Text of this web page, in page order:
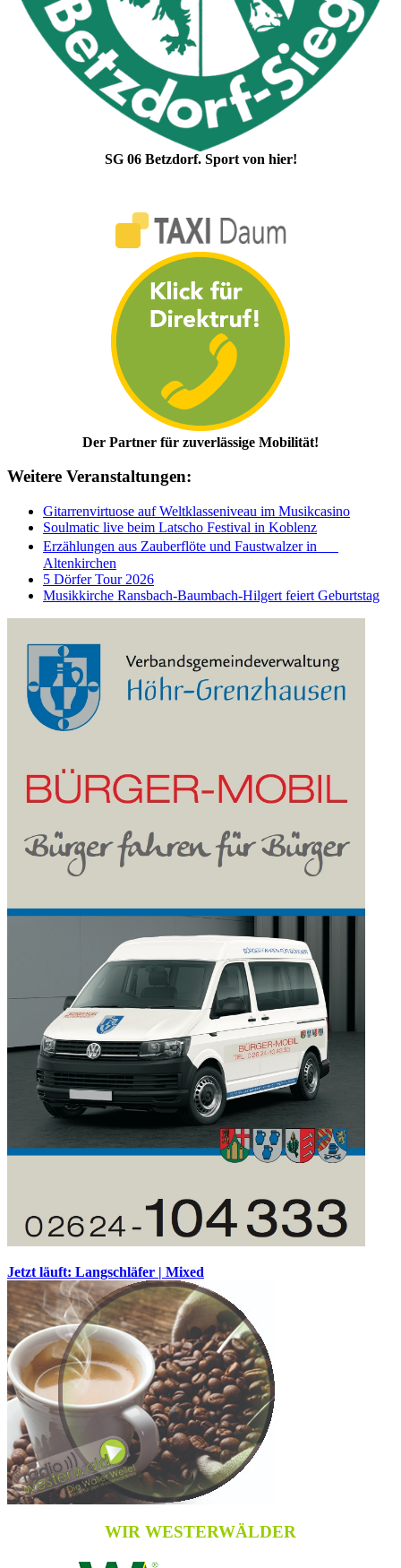
SG 06 Betzdorf. Sport von hier!
Der Partner für zuverlässige Mobilität!
Weitere Veranstaltungen:
Gitarrenvirtuose auf Weltklasseniveau im Musikcasino
Soulmatic live beim Latscho Festival in Koblenz
Erzählungen aus Zauberflöte und Faustwalzer in
Altenkirchen
5 Dörfer Tour 2026
Musikkirche Ransbach-Baumbach-Hilgert feiert Geburtstag
Jetzt läuft: Langschläfer | Mixed
WIR WESTERWÄLDER